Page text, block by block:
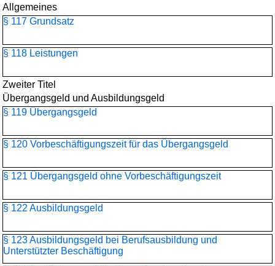
Allgemeines
§ 117 Grundsatz
§ 118 Leistungen
Zweiter Titel
Übergangsgeld und Ausbildungsgeld
§ 119 Übergangsgeld
§ 120 Vorbeschäftigungszeit für das Übergangsgeld
§ 121 Übergangsgeld ohne Vorbeschäftigungszeit
§ 122 Ausbildungsgeld
§ 123 Ausbildungsgeld bei Berufsausbildung und
Unterstützter Beschäftigung